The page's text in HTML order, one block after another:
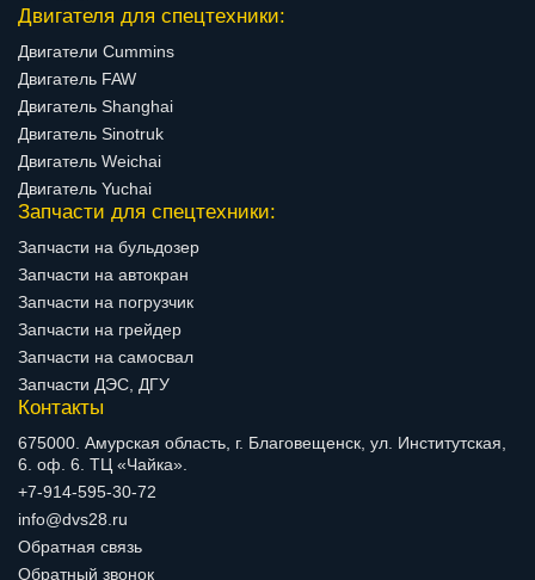
Двигателя для спецтехники:
Двигатели Cummins
Двигатель FAW
Двигатель Shanghai
Двигатель Sinotruk
Двигатель Weichai
Двигатель Yuchai
Запчасти для спецтехники:
Запчасти на бульдозер
Запчасти на автокран
Запчасти на погрузчик
Запчасти на грейдер
Запчасти на самосвал
Запчасти ДЭС, ДГУ
Контакты
675000. Амурская область, г. Благовещенск, ул. Институтская,
6. оф. 6. ТЦ «Чайка».
+7-914-595-30-72
info@dvs28.ru
Обратная связь
Обратный звонок